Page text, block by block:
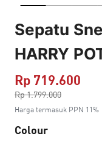
Sepatu
HARRY
Rp 719.600
Rp 1.799.000
ke
Harga termasuk PPN 11%
Colour